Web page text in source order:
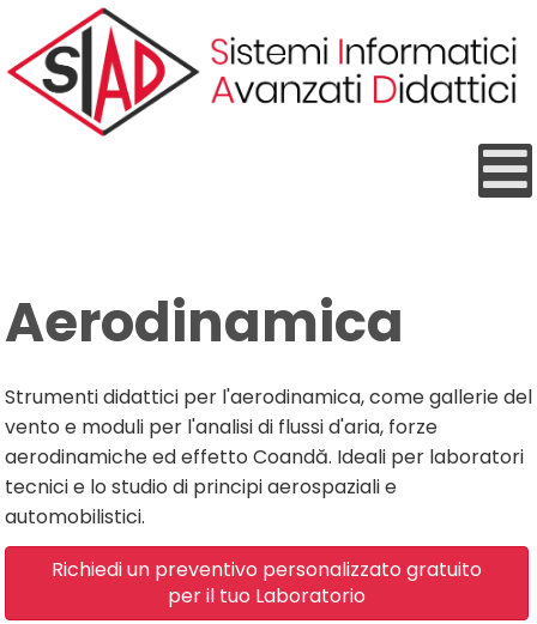
Aerodinamica
Strumenti didattici per l'aerodinamica, come gallerie del
vento e moduli per l'analisi di flussi d'aria, forze
aerodinamiche ed effetto Coandă. Ideali per laboratori
tecnici e lo studio di principi aerospaziali e
automobilistici.
Richiedi un preventivo personalizzato gratuito
per il tuo Laboratorio